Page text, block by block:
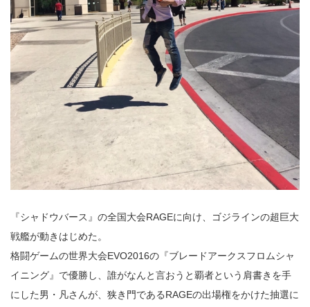
『シャドウバース』の全国大会RAGEに向け、ゴジラインの超巨大
戦艦が動きはじめた。
格闘ゲームの世界大会EVO2016の『ブレードアークスフロムシャ
イニング』で優勝し、誰がなんと言おうと覇者という肩書きを手
にした男・凡さんが、狭き門であるRAGEの出場権をかけた抽選に